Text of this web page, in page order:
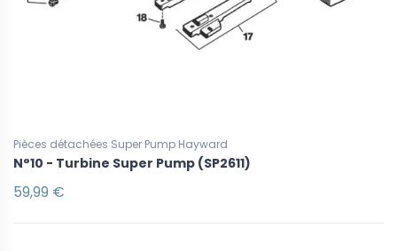
Pièces détachées Super Pump Hayward
N°10 - Turbine Super Pump (SP2611)
59,99 €